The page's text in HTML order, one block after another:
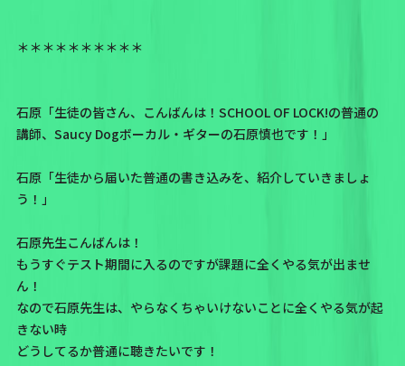
＊＊＊＊＊＊＊＊＊＊
石原「生徒の皆さん、こんばんは！SCHOOL OF LOCK!の普通の
講師、Saucy Dogボーカル・ギターの石原慎也です！」
石原「生徒から届いた普通の書き込みを、紹介していきましょ
う！」
石原先生こんばんは！
もうすぐテスト期間に入るのですが課題に全くやる気が出ませ
ん！
なので石原先生は、やらなくちゃいけないことに全くやる気が起
きない時
どうしてるか普通に聴きたいです！